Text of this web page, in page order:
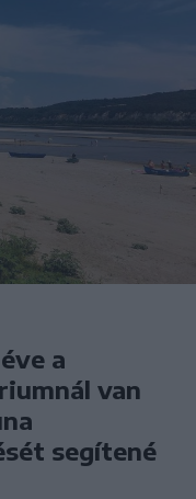
a
van
segítené